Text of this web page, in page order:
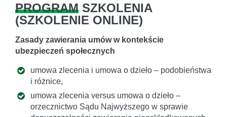
PROGRAM SZKOLENIA
(SZKOLENIE ONLINE)
Zasady zawierania umów w kontekście
ubezpieczeń społecznych
umowa zlecenia i umowa o dzieło – podobieństwa
i różnice,
umowa zlecenia versus umowa o dzieło –
orzecznictwo Sądu Najwyższego w sprawie